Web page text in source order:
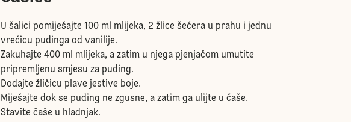
U šalici pomiješajte 100 ml mlijeka, 2 žlice šećera u prahu i jednu
vrećicu pudinga od vanilije.
Zakuhajte 400 ml mlijeka, a zatim u njega pjenjačom umutite
pripremljenu smjesu za puding.
Dodajte žličicu plave jestive boje.
Miješajte dok se puding ne zgusne, a zatim ga ulijte u čaše.
Stavite čaše u hladnjak.